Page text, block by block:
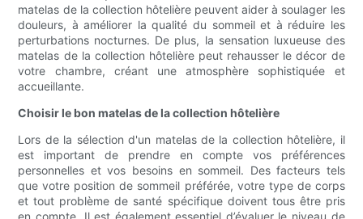
matelas de la collection hôtelière peuvent aider à soulager les
douleurs, à améliorer la qualité du sommeil et à réduire les
perturbations nocturnes. De plus, la sensation luxueuse des
matelas de la collection hôtelière peut rehausser le décor de
votre chambre, créant une atmosphère sophistiquée et
accueillante.
Choisir le bon matelas de la collection hôtelière
Lors de la sélection d'un matelas de la collection hôtelière, il
est important de prendre en compte vos préférences
personnelles et vos besoins en sommeil. Des facteurs tels
que votre position de sommeil préférée, votre type de corps
et tout problème de santé spécifique doivent tous être pris